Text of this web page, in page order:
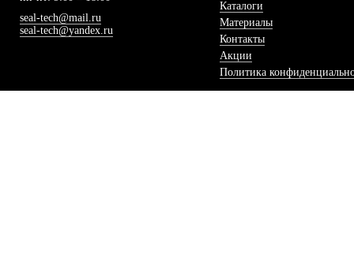
seal-tech@mail.ru
seal-tech@yandex.ru
Каталоги
Материалы
Контакты
Акции
Политика